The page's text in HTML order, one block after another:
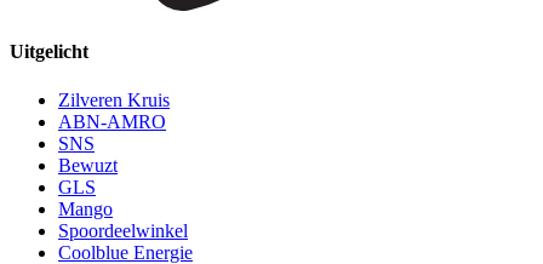
Uitgelicht
Zilveren Kruis
ABN-AMRO
SNS
Bewuzt
GLS
Mango
Spoordeelwinkel
Coolblue Energie